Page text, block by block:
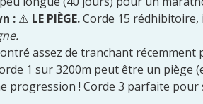
: ⚠️ LE PIÈGE.Corde 15
assez de tranchant récemment
1 sur 3200m peut être un piège
progression ! Corde 3 parfaite